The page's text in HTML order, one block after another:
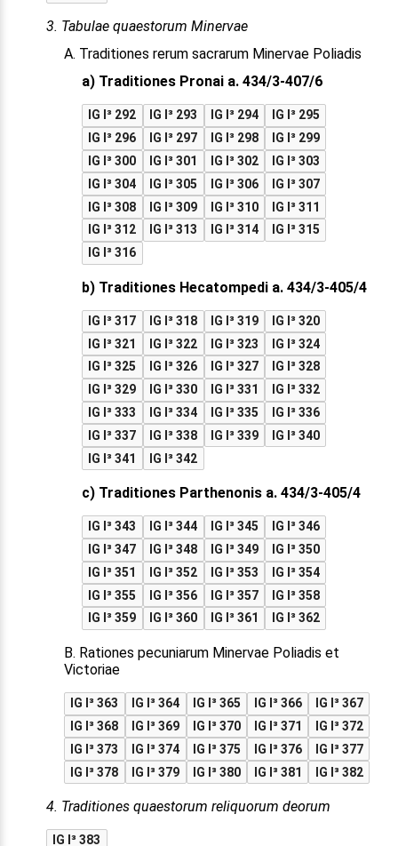
3. Tabulae quaestorum Minervae
A. Traditiones rerum sacrarum Minervae Poliadis
a) Traditiones Pronai a. 434/3-407/6
IG I³ 292 IG I³ 293 IG I³ 294
IG I³ 295
IG I³ 296
IG I³ 297 IG I³ 298
IG I³ 299
IG I³ 300
IG I³ 301 IG I³ 302
IG I³ 303
IG I³ 304
IG I³ 305 IG I³ 306
IG I³ 307
IG I³ 308
IG I³ 309 IG I³ 310
IG I³ 311
IG I³ 312
IG I³ 313 IG I³ 314
IG I³ 315
IG I³ 316
b) Traditiones Hecatompedi a. 434/3-405/4
IG I³ 317 IG I³ 318 IG I³ 319
IG I³ 320
IG I³ 321
IG I³ 322 IG I³ 323
IG I³ 324
IG I³ 325
IG I³ 326 IG I³ 327
IG I³ 328
IG I³ 329
IG I³ 330 IG I³ 331
IG I³ 332
IG I³ 333
IG I³ 334 IG I³ 335
IG I³ 336
IG I³ 337
IG I³ 338 IG I³ 339
IG I³ 340
IG I³ 341
IG I³ 342
c) Traditiones Parthenonis a. 434/3-405/4
IG I³ 343 IG I³ 344 IG I³ 345
IG I³ 346
IG I³ 347
IG I³ 348 IG I³ 349
IG I³ 350
IG I³ 351
IG I³ 352 IG I³ 353
IG I³ 354
IG I³ 355
IG I³ 356 IG I³ 357
IG I³ 358
IG I³ 359
IG I³ 360 IG I³ 361 IG I³ 362
B. Rationes pecuniarum Minervae Poliadis et
Victoriae
IG I³ 363 IG I³ 364 IG I³ 365 IG I³ 366
IG I³ 367
IG I³ 368
IG I³ 369 IG I³ 370 IG I³ 371
IG I³ 372
IG I³ 373
IG I³ 374 IG I³ 375 IG I³ 376
IG I³ 377
IG I³ 378
IG I³ 379 IG I³ 380 IG I³ 381 IG I³ 382
4. Traditiones quaestorum reliquorum deorum
IG I³ 383